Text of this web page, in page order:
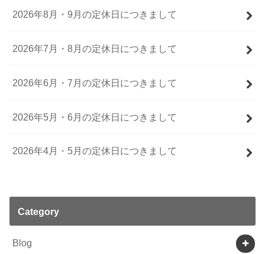
2026年8月・9月の定休日につきまして
2026年7月・8月の定休日につきまして
2026年6月・7月の定休日につきまして
2026年5月・6月の定休日につきまして
2026年4月・5月の定休日につきまして
Category
Blog